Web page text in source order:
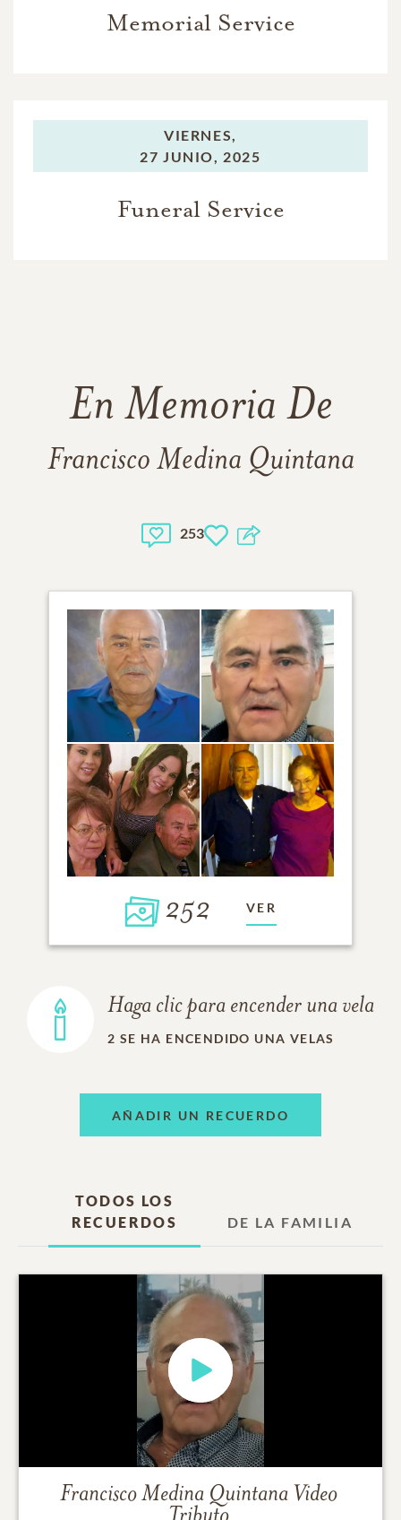
Memorial Service
VIERNES,
27 JUNIO, 2025
Funeral Service
En Memoria De
Francisco Medina Quintana
253
252 VER
Haga clic para encender una vela
2 SE HA ENCENDIDO UNA VELAS
AÑADIR UN RECUERDO
TODOS LOS
RECUERDOS
DE LA FAMILIA
Francisco Medina Quintana Video